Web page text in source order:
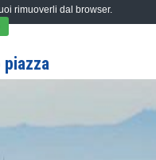
piazza
rimuoverli dal browser.